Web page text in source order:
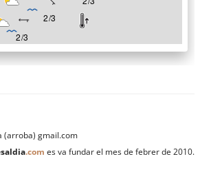
(arroba) gmail.com
.com es va fundar el mes de febrer de 2010.